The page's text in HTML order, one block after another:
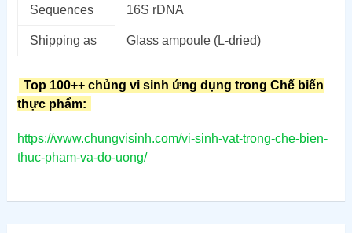
Sequences 16S rDNA
Shipping as Glass ampoule (L-dried)
Top 100++ chủng vi sinh ứng dụng trong Chế biến
thực phẩm:
https://www.chungvisinh.com/vi-sinh-vat-trong-che-bien-
thuc-pham-va-do-uong/